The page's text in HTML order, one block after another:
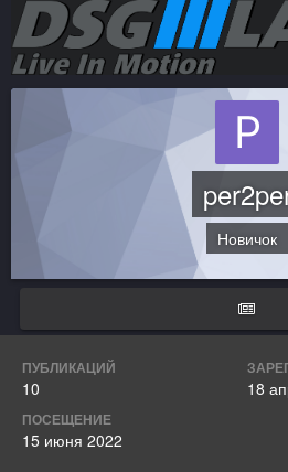
Новичок
ПУБЛИКАЦИЙ
10 18
ПОСЕЩЕНИЕ
15 июня 2022